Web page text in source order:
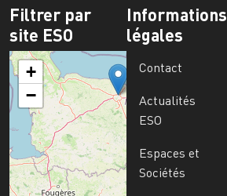
Filtrer par
site ESO
+
−
Informations
légales
Contact
Actualités
ESO
Espaces et
Sociétés